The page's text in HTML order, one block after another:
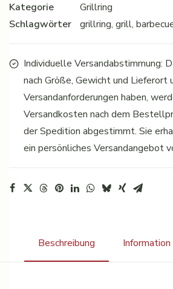
Kategorie
Grillring
Schlagwörter
grillring, grill,
Individuelle Versandabstimmung:
nach Größe, Gewicht und Lieferort
Versandanforderungen haben,
Versandkosten nach dem
der Spedition abgestimmt. Sie
ein persönliches Versandangebot
Beschreibung Information